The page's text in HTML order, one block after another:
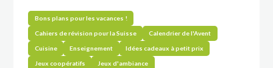
Bons plans pour les vacances !
Cahiers de révision pour la Suisse Calendrier de l'Avent
Cuisine Enseignement Idées cadeaux à petit prix
Jeux coopératifs Jeux d'ambiance